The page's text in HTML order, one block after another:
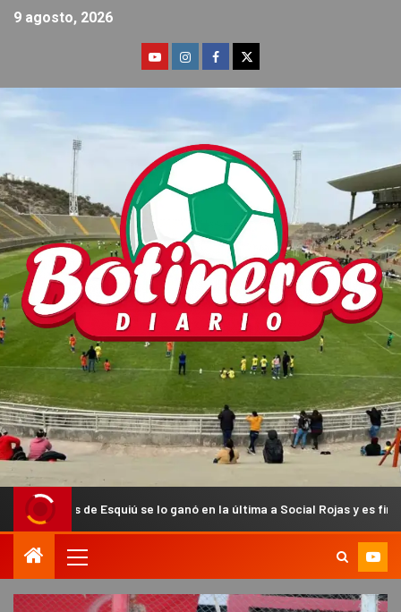
9 agosto, 2026
Esquiú se lo ganó en la última a Social Rojas y es finalista del